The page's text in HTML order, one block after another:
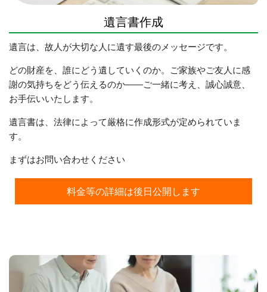
遺言書作成
遺言は、故人が大切な人に遺す最後のメッセージです。
どの財産を、誰にどう遺していくのか。ご家族やご友人に感
謝の気持ちをどう伝えるのか――ご一緒に考え、 誠心誠意、
お手伝いいたします。
遺言書は、法律によって厳格に作成形式が定められていま
す。
まずはお問い合わせください
料金等の詳細は後日公開します